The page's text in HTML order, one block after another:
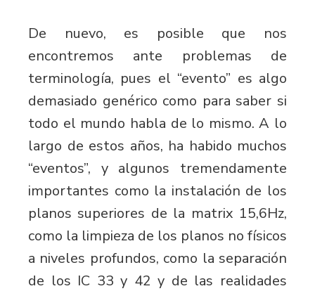
De nuevo, es posible que nos
encontremos ante problemas de
terminología, pues el “evento” es algo
demasiado genérico como para saber si
todo el mundo habla de lo mismo. A lo
largo de estos años, ha habido muchos
“eventos”, y algunos tremendamente
importantes como la instalación de los
planos superiores de la matrix 15,6Hz,
como la limpieza de los planos no físicos
a niveles profundos, como la separación
de los IC 33 y 42 y de las realidades